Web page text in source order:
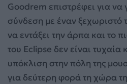
Goodrem επιστρέφει για να
σύνδεση με έναν ξεχωριστό
να εντάξει την άρπα και το
του Eclipse δεν είναι τυχαία
υπόκλιση στην πόλη της
για δεύτερη φορά τη χώρα